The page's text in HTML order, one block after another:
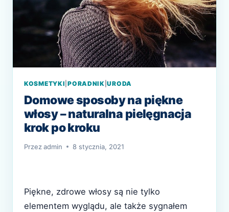
KOSMETYKI |PORADNIK |URODA
Domowe sposoby na piękne
włosy – naturalna pielęgnacja
krok po kroku
Przezadmin 8 stycznia, 2021
Piękne, zdrowe włosy są nie tylko
elementem wyglądu, ale także sygnałem